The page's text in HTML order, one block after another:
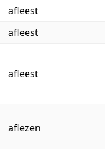
afleest
afleest
afleest
aflezen